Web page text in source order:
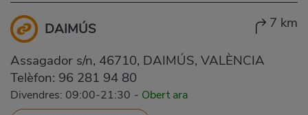
DAIMÚS 7 km
Assagador s/n, 46710, DAIMÚS, VALÈNCIA
Telèfon: 96 281 94 80
Divendres: 09:00-21:30 - Obert ara